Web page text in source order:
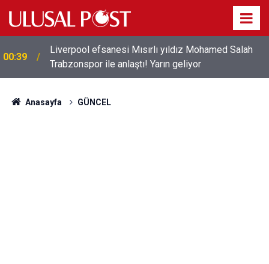
00:39
Liverpool efsanesi Mısırlı yıldız Mohamed Salah
Trabzonspor ile anlaştı! Yarın geliyor
Anasayfa GÜNCEL